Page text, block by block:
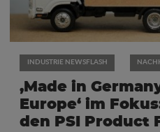
INDUSTRIE NEWSFLASH
‚Made in
Europe‘ im
den PSI Product